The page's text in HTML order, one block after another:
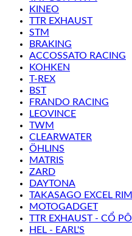
KINEO
TTR EXHAUST
STM
BRAKING
ACCOSSATO RACING
KOHKEN
T-REX
BST
FRANDO RACING
LEOVINCE
TWM
CLEARWATER
ÖHLINS
MATRIS
ZARD
DAYTONA
TAKASAGO EXCEL RIM
MOTOGADGET
TTR EXHAUST - CỔ PÔ
HEL - EARL'S